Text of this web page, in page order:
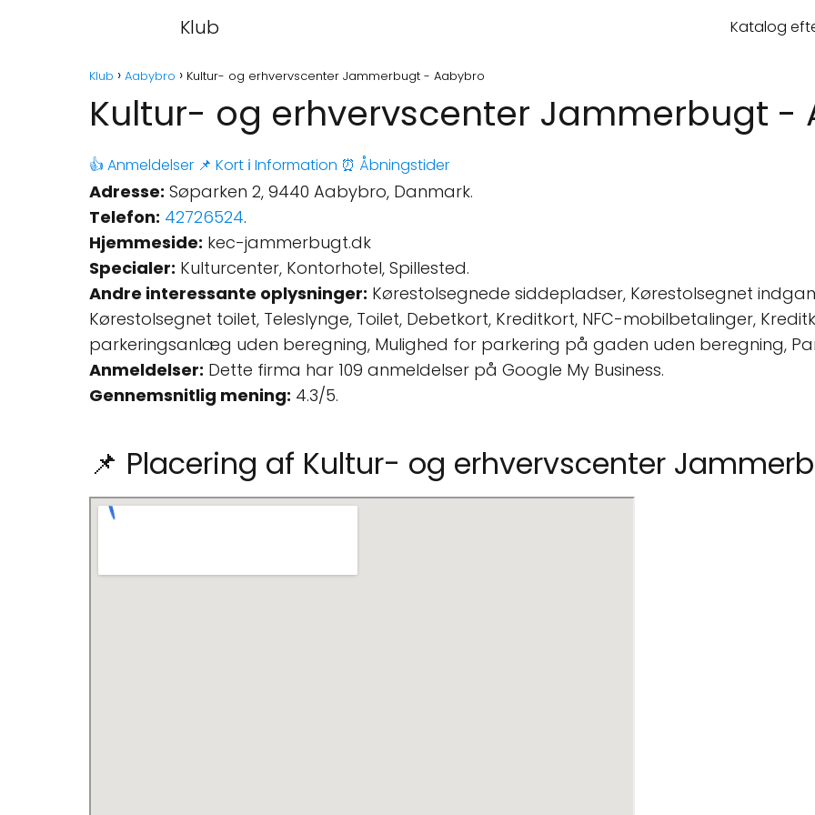
Klub Katalog
Klub Aabybro Kultur- og erhvervscenter Jammerbugt - Aabybro
Kultur- og erhvervscenter Jammerbugt -
👍 Anmeldelser 📌 Kort ℹ️ Information ⏰ Åbningstider
Adresse: Søparken 2, 9440 Aabybro, Danmark.
Telefon: 42726524.
Hjemmeside: kec-jammerbugt.dk
Specialer: Kulturcenter, Kontorhotel, Spillested.
Andre interessante oplysninger: Kørestolsegnede siddepladser, Kørestolsegnet
Kørestolsegnet toilet, Teleslynge, Toilet, Debetkort, Kreditkort, NFC-mobilbetalinger,
parkeringsanlæg uden beregning, Mulighed for parkering på gaden uden beregning,
Anmeldelser: Dette firma har 109 anmeldelser på Google My Business.
Gennemsnitlig mening: 4.3/5.
📌 Placering af Kultur- og erhvervscenter